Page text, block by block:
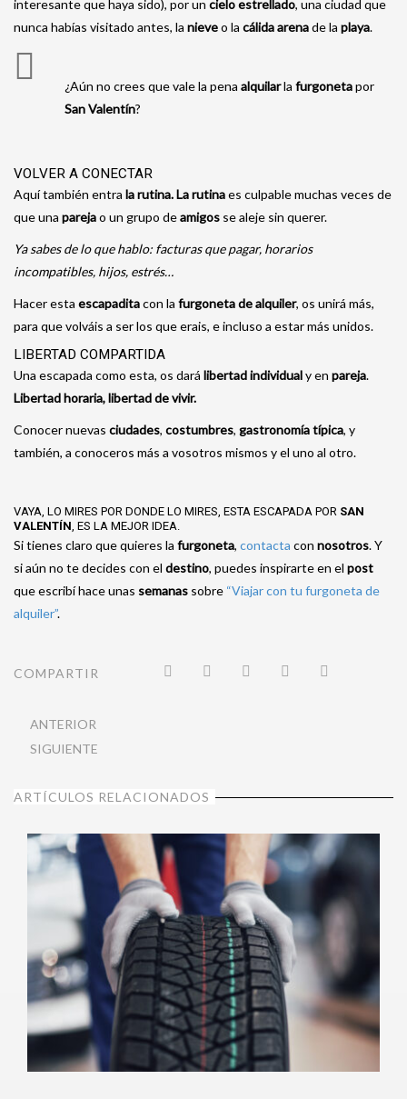
interesante que haya sido), por un cielo estrellado, una ciudad que
nunca habías visitado antes, la nieveo la cálida arenade la playa.
¿Aún no crees que vale la pena alquilarla furgonetapor
San Valentín?
VOLVER A CONECTAR
Aquí también entra la rutina. Larutinaes culpable muchas veces de
que una parejao un grupo deamigos se aleje sin querer.
Ya sabes de lo que hablo: facturas que pagar, horarios
incompatibles, hijos, estrés…
Hacer esta escapaditacon la furgoneta de alquiler, os unirá más,
para que volváis a ser los que erais, e incluso a estar más unidos.
LIBERTAD COMPARTIDA
Una escapada como esta, os dará libertad individualy en pareja.
Libertad horaria, libertad de vivir.
Conocer nuevas ciudades, costumbres, gastronomía típica, y
también, a conoceros más a vosotros mismos y el uno al otro.
VAYA, LO MIRES POR DONDE LO MIRES, ESTA ESCAPADA POR SAN
VALENTÍN, ES LA MEJOR IDEA.
Si tienes claro que quieres la furgoneta, contacta con nosotros. Y
si aún no te decides con el destino, puedes inspirarte en el post
que escribí hace unas semanas sobre “Viajar con tu furgoneta de
alquiler”.
COMPARTIR
ANTERIOR
SIGUIENTE
ARTÍCULOS RELACIONADOS